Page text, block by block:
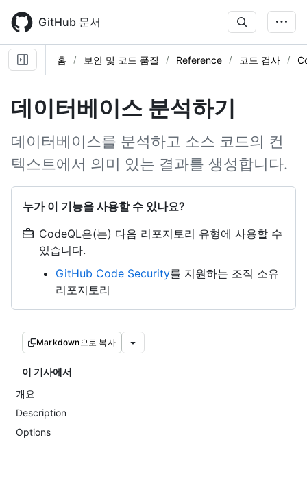
main
content
GitHub 문서
홈 보안 및 코드 품질 Reference 코드 검사
데이터베이스 분석하기
데이터베이스를 분석하고 소스 코드의 컨
텍스트에서 의미 있는 결과를 생성합니다.
누가 이 기능을 사용할 수 있나요?
CodeQL은(는) 다음 리포지토리 유형에 사용할 수
있습니다.
GitHub Code Security를 지원하는 조직 소유
리포지토리
Markdown으로 복사
이 기사에서
개요
Description
Options